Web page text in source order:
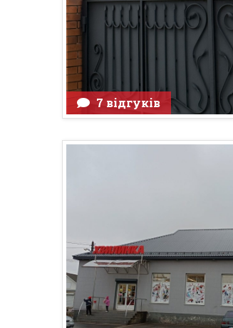
7 відгуків